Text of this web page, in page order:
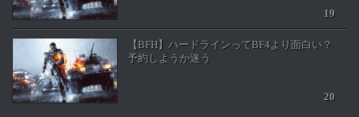
【BFH】ハードラインってBF4より面白い？
予約しようか迷う